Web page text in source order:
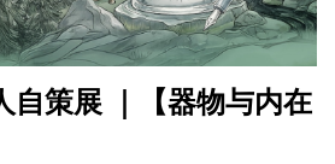
自策展 ｜【器物与内在